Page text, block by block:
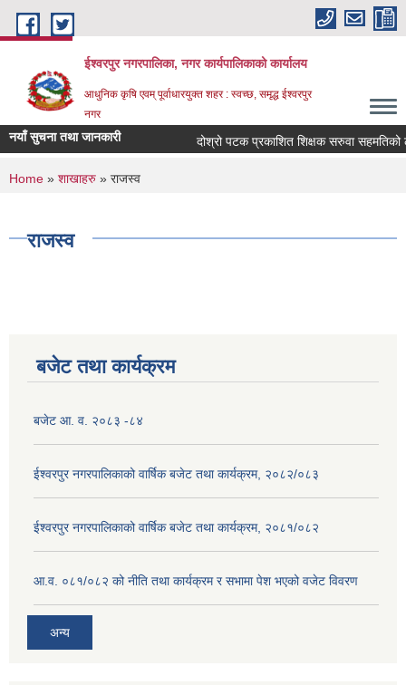
Skip to main content
ईश्वरपुर नगरपालिका, नगर कार्यपालिकाको कार्यालय
आधुनिक कृषि एवम् पूर्वाधारयुक्त शहर : स्वच्छ, समृद्ध ईश्वरपुर
नगर
नयाँ सुचना तथा जानकारी दोश्रो पटक प्रकाशित शिक्षक सरुवा सहमतिको
You are here
Home » शाखाहरु » राजस्व
राजस्व
बजेट तथा कार्यक्रम
बजेट आ. व. २०८३ -८४
ईश्वरपुर नगरपालिकाको वार्षिक बजेट तथा कार्यक्रम, २०८२/०८३
ईश्वरपुर नगरपालिकाको वार्षिक बजेट तथा कार्यक्रम, २०८१/०८२
आ.व. ०८१/०८२ को नीति तथा कार्यक्रम र सभामा पेश भएको वजेट विवरण
अन्य